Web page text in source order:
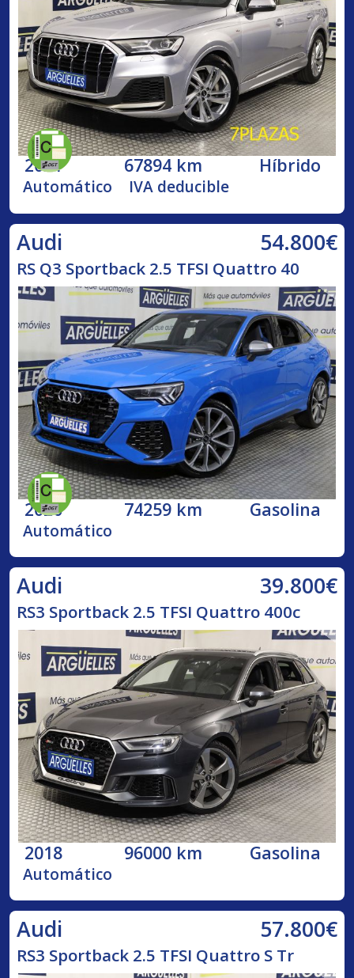
2021 67894 km Híbrido
Automático IVA deducible
Audi 54.800€
RS Q3 Sportback 2.5 TFSI Quattro 40
2020 74259 km Gasolina
Automático
Audi 39.800€
RS3 Sportback 2.5 TFSI Quattro 400c
2018 96000 km Gasolina
Automático
Audi 57.800€
RS3 Sportback 2.5 TFSI Quattro S Tr